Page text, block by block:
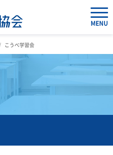
MENU
こうべ学習会